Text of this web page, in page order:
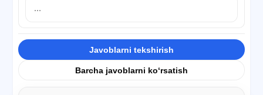
Javoblarni tekshirish
Barcha javoblarni ko‘rsatish